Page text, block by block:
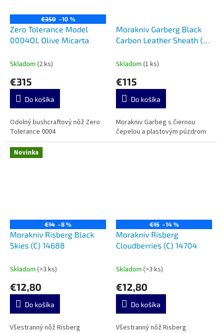
€350 –10 %
Zero Tolerance Model
0004OL Olive Micarta
Skladom (2 ks)
€315
Do košíka
Odolný bushcraftový nôž Zero
Tolerance 0004
Morakniv Garberg Black
Carbon Leather Sheath (C)
Skladom (1 ks)
€115
Do košíka
Morakniv Garbeg s čiernou
čepelou a plastovým púzdrom
Novinka
€14 –8 %
Morakniv Risberg Black
Skies (C) 14688
Skladom (>3 ks)
€12,80
Do košíka
Všestranný nôž Risberg
€15 –14 %
Morakniv Risberg
Cloudberries (C) 14704
Skladom (>3 ks)
€12,80
Do košíka
Všestranný nôž Risberg